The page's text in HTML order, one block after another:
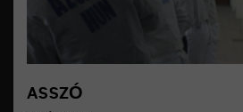
ASSZÓ